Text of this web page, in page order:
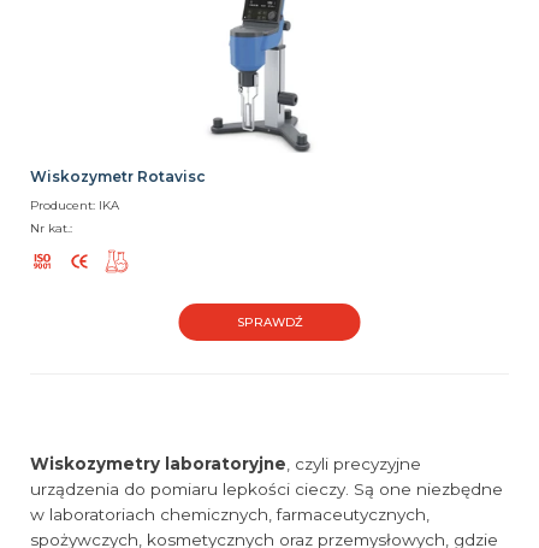
Wiskozymetr Rotavisc
Producent: IKA
Nr kat.:
SPRAWDŹ
Wiskozymetry laboratoryjne, czyli precyzyjne
urządzenia do pomiaru lepkości cieczy. Są one niezbędne
w laboratoriach chemicznych, farmaceutycznych,
spożywczych, kosmetycznych oraz przemysłowych, gdzie